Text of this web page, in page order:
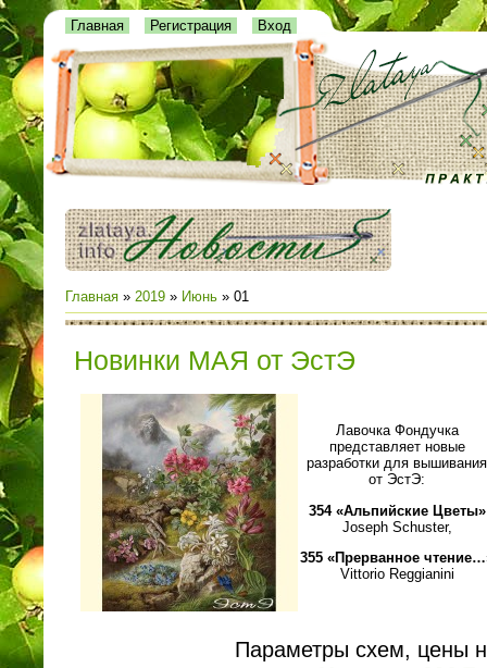
Главная Регистрация Вход
Главная » 2019 » Июнь » 01
Новинки МАЯ от ЭстЭ
Лавочка Фондучка
представляет новые
разработки для вышивания
от ЭстЭ:
354 «Альпийские Цветы»
Joseph Schuster,
355 «Прерванное
Vittorio Reggianini
Параметры схем, цены